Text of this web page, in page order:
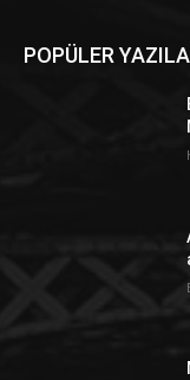
POPÜLER